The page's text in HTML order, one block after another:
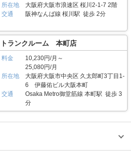
所在地
大阪府大阪市浪速区 桜川2-1-7 2階
交通
阪神なんば線 桜川駅 徒歩 2分
トランクルーム 本町店
料金
10,230円/月～
25,080円/月
所在地
大阪府大阪市中央区 久太郎町3丁目1-
6 伊藤佑ビル大阪本町
交通
Osaka Metro御堂筋線 本町駅 徒歩 3
分